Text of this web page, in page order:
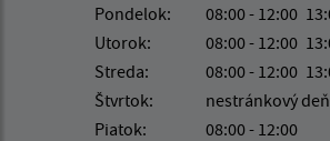
Pondelok:
08:00 - 12:00
Utorok:
08:00 - 12:00
Streda:
08:00 - 12:00
Štvrtok:
nestránkový deň
Piatok:
08:00 - 12:00